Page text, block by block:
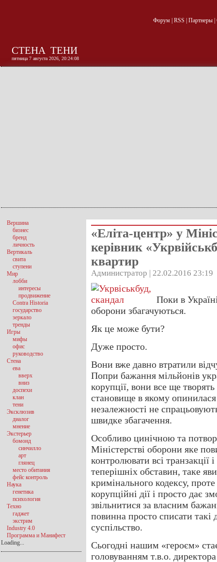
Форум| RSS Партнеры|
СТЕНА ТЕНИ
пятница 7 августа 2026, 20:24:09
«Еліта-центр» у
керівник
квартир
Администратор | 22.02.2016 23:19
Поки в
оборони збагачуються.
Як це може бути?
Дуже просто.
Вони вже давно втратили
Попри бажання мільйонів
корупції, вони все ще
становище в якому опинилася
незалежності не
швидке збагачення.
Особливо цинічною та
Міністерстві оборони яке
контролювати всі транзакції
теперішніх обставин, таке
кримінального кодексу,
корупційні дії і просто дає
звільнитися за власним
повинна просто списати такі
суспільство.
Сьогодні нашим «героєм»
головуванням т.в.о.
Вершина
бизнес
бренд
личность
Вертикаль
свита
ступени
Мир
лобби
интересы
продвижение
Contra Historia
государство
зеркало
тренды
Игры
мифы
офис
руководство
Стена
ева
вверх
вниз
доспехи
клан
тени
Эксклюзив
диалог
мнение
Экстерьер
бомонд
синчилло
арт
глянец
место обитания
фейс контроль
Наука
генетика
психология
Техно
гаджет
экстрим
Industry 4.0
Программа и Манифест
Loading...